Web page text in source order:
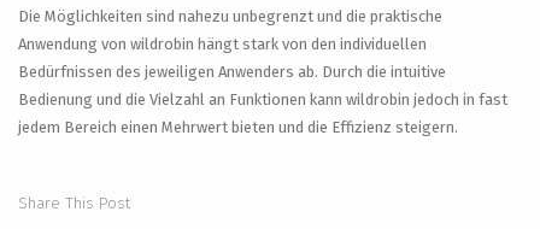
Die Möglichkeiten sind nahezu unbegrenzt und die praktische
Anwendung von wildrobin hängt stark von den individuellen
Bedürfnissen des jeweiligen Anwenders ab. Durch die intuitive
Bedienung und die Vielzahl an Funktionen kann wildrobin jedoch in fast
jedem Bereich einen Mehrwert bieten und die Effizienz steigern.
Share This Post